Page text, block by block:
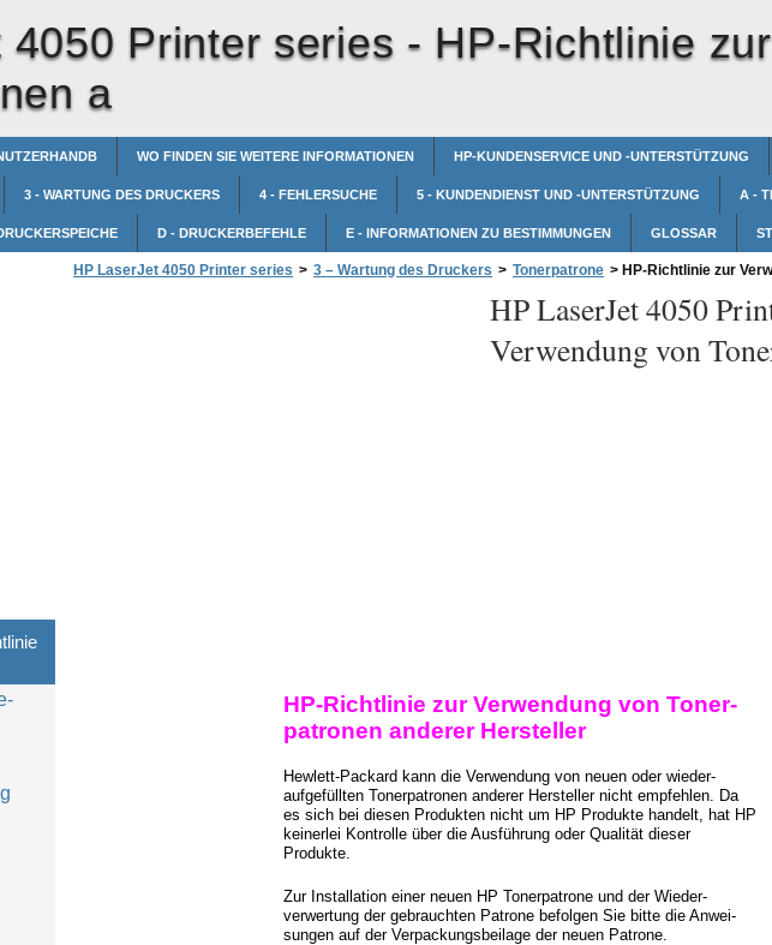
4050 Printer series - HP-Richtlinie
a
WO FINDEN SIE WEITERE INFORMATIONEN HP-KUNDENSERVICE UND -UNTERSTÜTZUNG
3 - WARTUNG DES DRUCKERS 4 - FEHLERSUCHE 5 - KUNDENDIENST UND -UNTERSTÜTZUNG A -
D - DRUCKERBEFEHLE E - INFORMATIONEN ZU BESTIMMUNGEN GLOSSAR
HP LaserJet 4050 Printer series > 3 – Wartung des Druckers > Tonerpatrone > HP-Richtlinie zur
HP LaserJet 4050
Verwendung von
HP-Richtlinie zur Verwendung von Toner-
patronen anderer Hersteller
Hewlett-Packard kann die Verwendung von neuen oder wieder-
aufgefüllten Tonerpatronen anderer Hersteller nicht empfehlen. Da
es sich bei diesen Produkten nicht um HP Produkte handelt, hat HP
keinerlei Kontrolle über die Ausführung oder Qualität dieser
Produkte.
Zur Installation einer neuen HP Tonerpatrone und der Wieder-
verwertung der gebrauchten Patrone befolgen Sie bitte die Anwei-
sungen auf der Verpackungsbeilage der neuen Patrone.